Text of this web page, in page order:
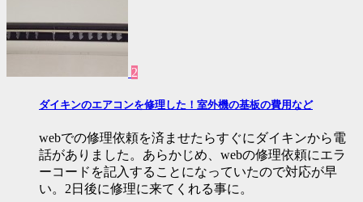
2
ダイキンのエアコンを修理した！室外機の基板の費用など
webでの修理依頼を済ませたらすぐにダイキンから電
話がありました。あらかじめ、webの修理依頼にエラ
ーコードを記入することになっていたので対応が早
い。2日後に修理に来てくれる事に。